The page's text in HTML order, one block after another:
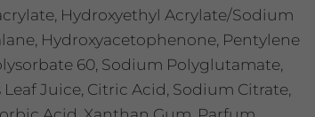
Hydroxyethyl Acrylate/Sodium
Hydroxyacetophenone, Pentylene
60, Sodium Polyglutamate,
Juice, Citric Acid, Sodium Citrate,